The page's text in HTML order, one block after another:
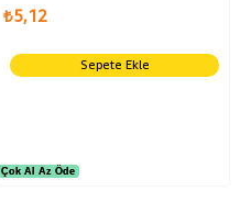
₺5,12
Sepete Ekle
Çok Al Az Öde
Çok Al Az Öde